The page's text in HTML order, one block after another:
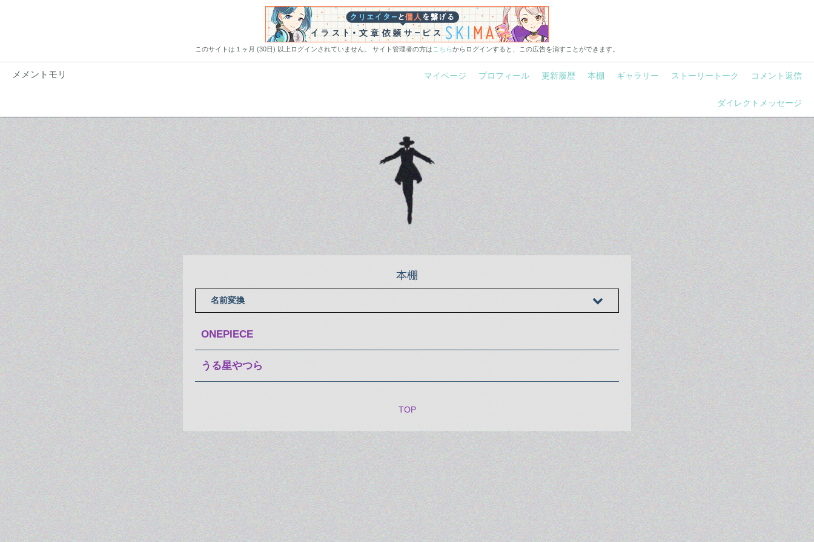
このサイトは１ヶ月 (30日) 以上ログインされていません。 サイト管理者の方は こちらからログインすると、この広告を消すことができます。
メメントモリ マイページ プロフィール 更新履歴 本棚 ギャラリー ストーリートーク コメント返信
ダイレクトメッセージ
本棚
名前変換
ONEPIECE
うる星やつら
TOP